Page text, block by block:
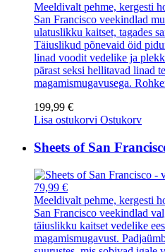
Meeldivalt pehme, kergesti
San Francisco veekindlad
ulatuslikku kaitset, tagades
Täiuslikud põnevaid öid
linad voodit vedelike ja
pärast seksi hellitavad linad
magamismugavusega.
199,99 €
Lisa ostukorvi Ostukorv
Sheets of San
79,99 €
Meeldivalt pehme, kergesti
San Francisco veekindlad
täiuslikku kaitset vedelike
magamismugavust.